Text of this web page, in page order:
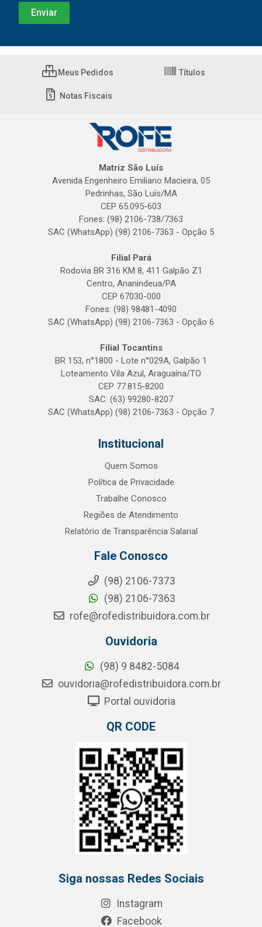
Meus Pedidos Títulos
Notas Fiscais
Matriz São Luís
Avenida Engenheiro Emiliano Macieira, 05
Pedrinhas, São Luís/MA
CEP 65.095-603
Fones: (98) 2106-738/7363
SAC (WhatsApp) (98) 2106-7363 - Opção 5
Filial Pará
Rodovia BR 316 KM 8, 411 Galpão Z1
Centro, Ananindeua/PA
CEP 67030-000
Fones: (98) 98481-4090
SAC (WhatsApp) (98) 2106-7363 - Opção 6
Filial Tocantins
BR 153, n°1800 - Lote n°029A, Galpão 1
Loteamento Vila Azul, Araguaína/TO
CEP 77.815-8200
SAC: (63) 99280-8207
SAC (WhatsApp) (98) 2106-7363 - Opção 7
Institucional
Quem Somos
Política de Privacidade
Trabalhe Conosco
Regiões de Atendimento
Relatório de Transparência Salarial
Fale Conosco
(98) 2106-7373
(98) 2106-7363
rofe@rofedistribuidora.com.br
Ouvidoria
(98) 9 8482-5084
ouvidoria@rofedistribuidora.com.br
Portal ouvidoria
QR CODE
Siga nossas Redes Sociais
Instagram
Facebook